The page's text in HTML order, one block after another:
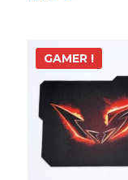
GAMER !